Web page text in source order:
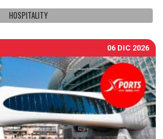
HOSPITALITY
06 DIC 2026